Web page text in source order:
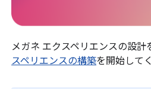
メガネ エクスペリエンスの設計
スペリエンスの構築を開始して